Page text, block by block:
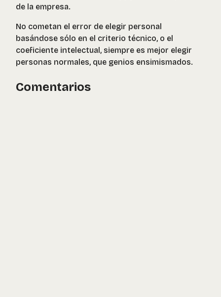
de la empresa.
No cometan el error de elegir personal
basándose sólo en el criterio técnico, o el
coeficiente intelectual, siempre es mejor elegir
personas normales, que genios ensimismados.
Comentarios